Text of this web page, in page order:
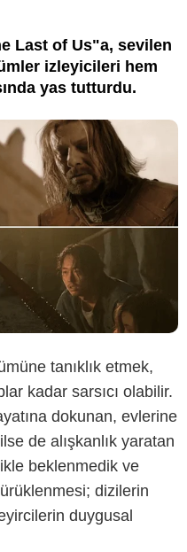
Last of Us"a, sevilen
izleyicileri hem
yas tutturdu.
tanıklık etmek,
kadar sarsıcı olabilir.
dokunan, evlerine
de alışkanlık yaratan
beklenmedik ve
dizilerin
duygusal